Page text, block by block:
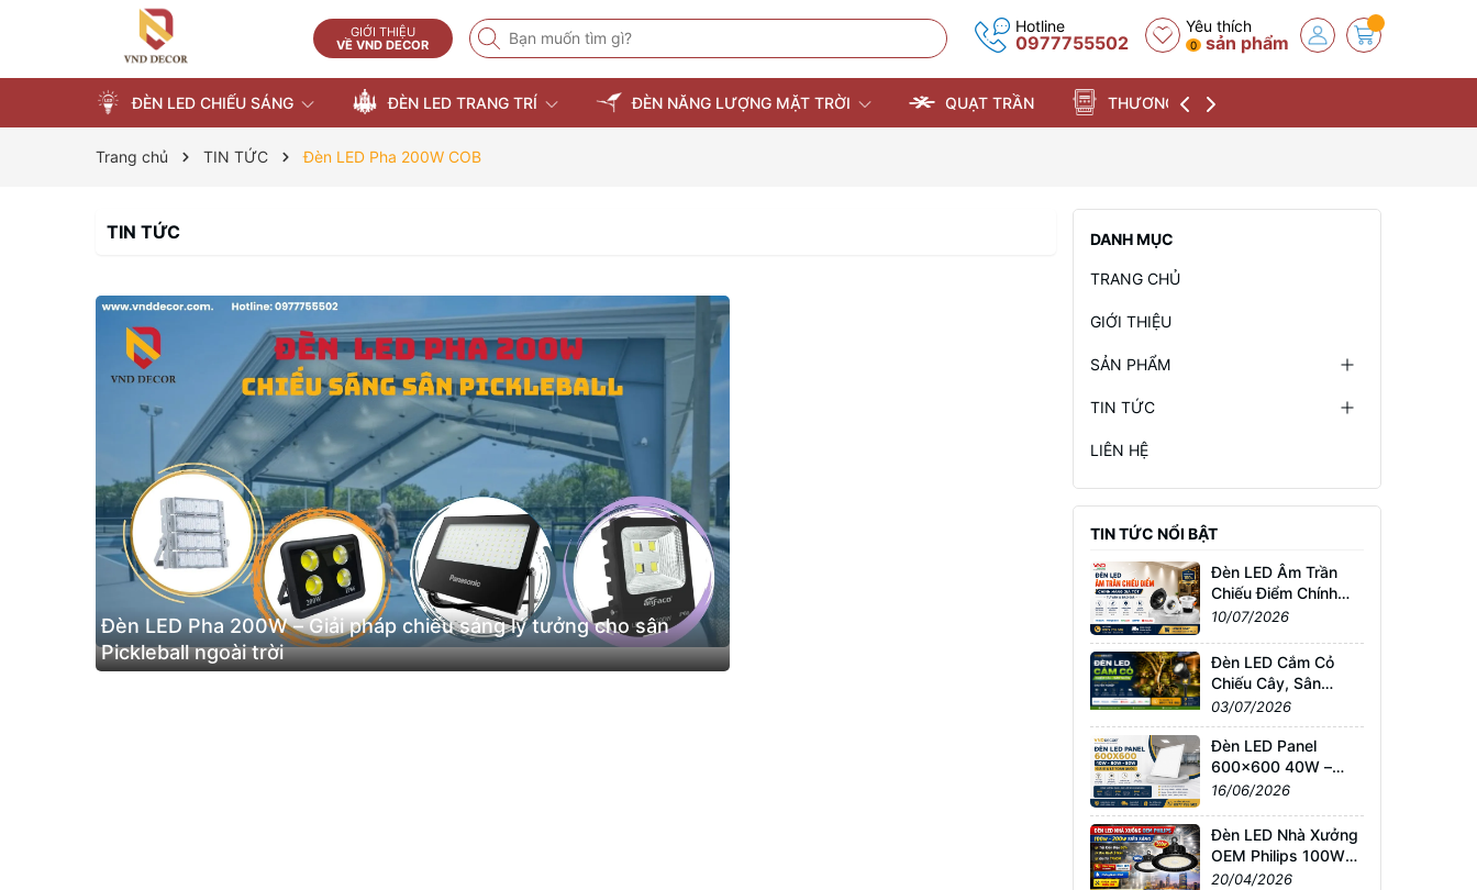
GIỚI THIỆU
VỀ VND DECOR
Hotline
0977755502
Yêu thích
0 sản phẩm
ĐÈN LED CHIẾU SÁNG ĐÈN LED TRANG TRÍ ĐÈN NĂNG LƯỢNG MẶT TRỜI QUẠT TRẦN THƯƠNG HIỆU
Trang chủ TIN TỨC Đèn LED Pha 200W COB
TIN TỨC
Đèn LED Pha 200W – Giải pháp chiếu sáng lý tưởng cho sân
Pickleball ngoài trời
DANH MỤC
TRANG CHỦ
GIỚI THIỆU
SẢN PHẨM
TIN TỨC
LIÊN HỆ
TIN TỨC NỔI BẬT
Đèn LED Âm Trần
Chiếu Điểm Chính
Hãng Giá Tốt | Tư
10/07/2026
Đèn LED Cắm Cỏ
Chiếu Cây, Sân
Vườn Giá Tốt –
Chống Nước IP65,
Bảo Hành Chính
Hãng
03/07/2026
Đèn LED Panel
600x600 40W –
60W – 80W Giá Sỉ &
16/06/2026
Đèn LED Nhà Xưởng
OEM Philips 100W–
200W Siêu Sáng –
20/04/2026